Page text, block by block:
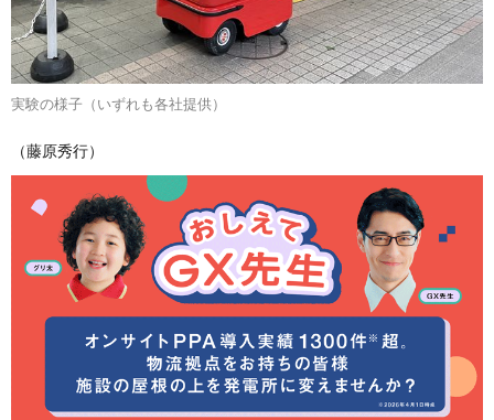
実験の様子（いずれも各社提供）
（藤原秀行）